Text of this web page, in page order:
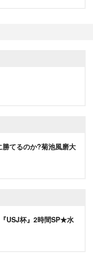
てるのか?菊池風磨大
USJ杯』2時間SP★水